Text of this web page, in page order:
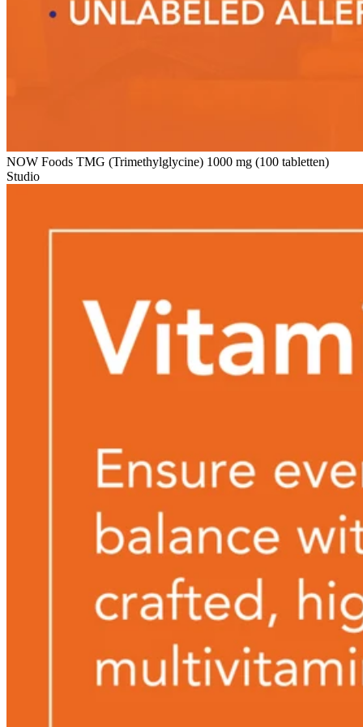
NOW Foods TMG (Trimethylglycine) 1000 mg (100 tabletten)
Studio